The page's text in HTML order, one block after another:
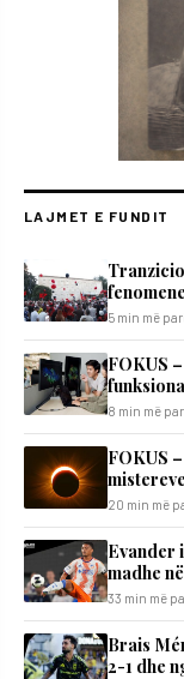
LAJMET E FUNDIT
5 min më
FOKUS
8 min më
FOKUS
20 min më
Evander
madhe
33 min më
Brais
2-1 dhe